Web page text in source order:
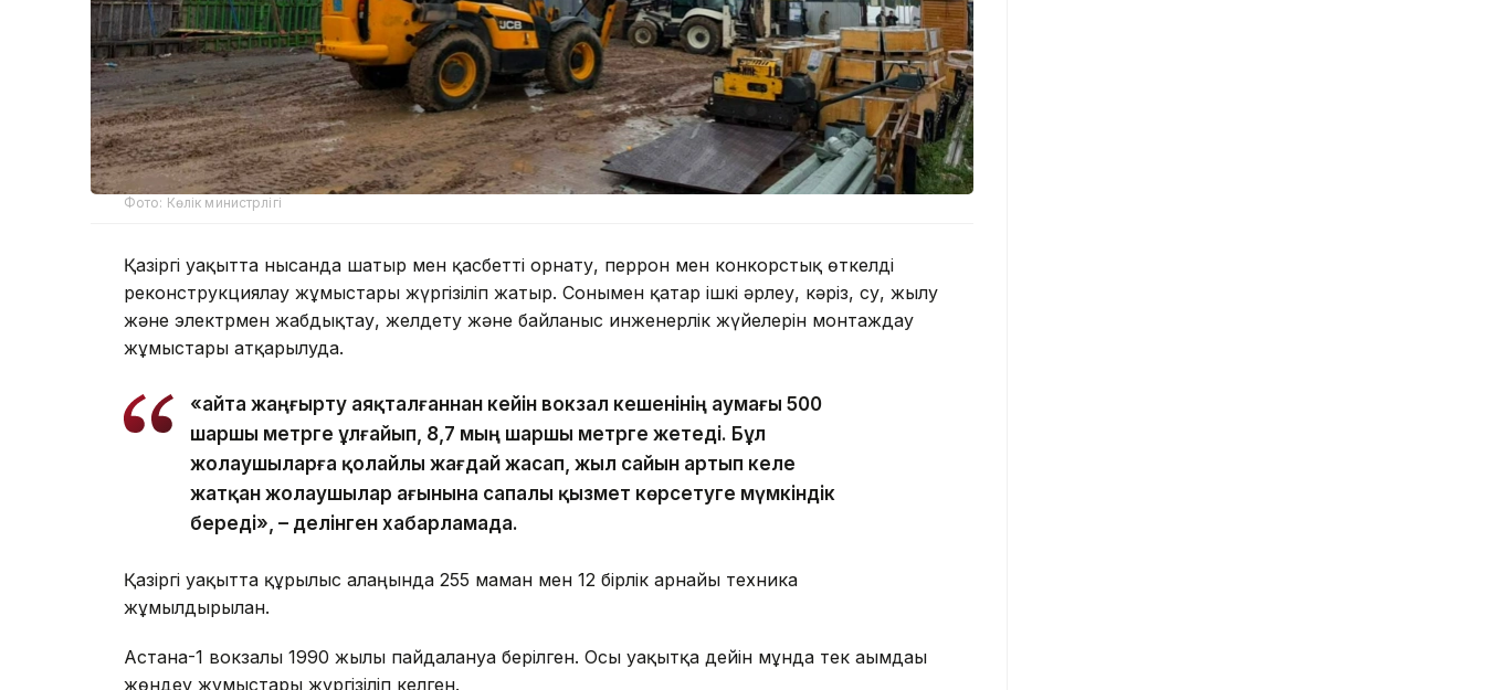
Фото: Көлік министрлігі
Қазіргі уақытта нысанда шатыр мен қасбетті орнату, перрон мен конкорстық өткелді
реконструкциялау жұмыстары жүргізіліп жатыр. Сонымен қатар ішкі әрлеу, кәріз, су, жылу
және электрмен жабдықтау, желдету және байланыс инженерлік жүйелерін монтаждау
жұмыстары атқарылуда.
«Қайта жаңғырту аяқталғаннан кейін вокзал кешенінің аумағы 500
шаршы метрге ұлғайып, 8,7 мың шаршы метрге жетеді. Бұл
жолаушыларға қолайлы жағдай жасап, жыл сайын артып келе
жатқан жолаушылар ағынына сапалы қызмет көрсетуге мүмкіндік
береді», – делінген хабарламада.
Қазіргі уақытта құрылыс алаңында 255 маман мен 12 бірлік арнайы техника
жұмылдырылған.
Астана-1 вокзалы 1990 жылы пайдалануға берілген. Осы уақытқа дейін мұнда тек ағымдағы
жөндеу жұмыстары жүргізіліп келген.